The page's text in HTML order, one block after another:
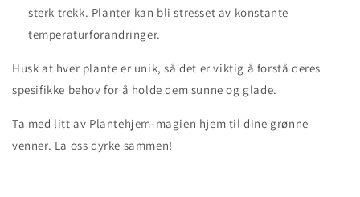
sterk trekk. Planter kan bli stresset av konstante
temperaturforandringer.
Husk at hver plante er unik, så det er viktig å forstå deres
spesifikke behov for å holde dem sunne og glade.
Ta med litt av Plantehjem-magien hjem til dine grønne
venner. La oss dyrke sammen!